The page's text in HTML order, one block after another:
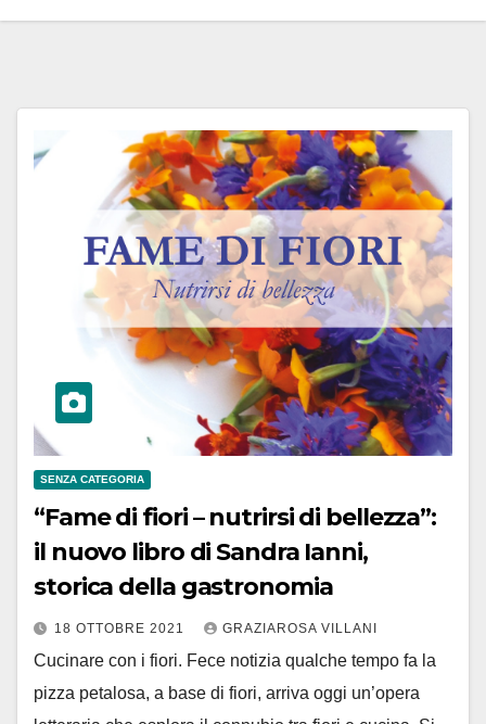
SENZA CATEGORIA
“Fame di fiori – nutrirsi di bellezza”:
il nuovo libro di Sandra Ianni,
storica della gastronomia
18 OTTOBRE 2021 GRAZIAROSA VILLANI
Cucinare con i fiori. Fece notizia qualche tempo fa la
pizza petalosa, a base di fiori, arriva oggi un’opera